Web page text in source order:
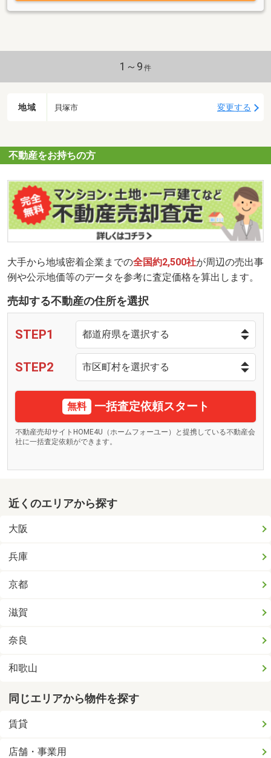
おります。秘密厳守を徹底させて頂いておりますので、近隣の方に
知られたくないなどの場合でもご相談ください。買取も自社にて行
相談下さい。お問い合わせお待ちしております！
1～9 件
地域 貝塚市 変更する
不動産をお持ちの方
大手から地域密着企業までの全国約2,500社が周辺の売出事
例や公示地価等のデータを参考に査定価格を算出します。
売却する不動産の住所を選択
STEP1
STEP2
無料 一括査定依頼スタート
不動産売却サイトHOME4U（ホームフォーユー）と提携している不動産会
社に一括査定依頼ができます。
近くのエリアから探す
大阪
兵庫
京都
滋賀
奈良
和歌山
同じエリアから物件を探す
賃貸
店舗・事業用